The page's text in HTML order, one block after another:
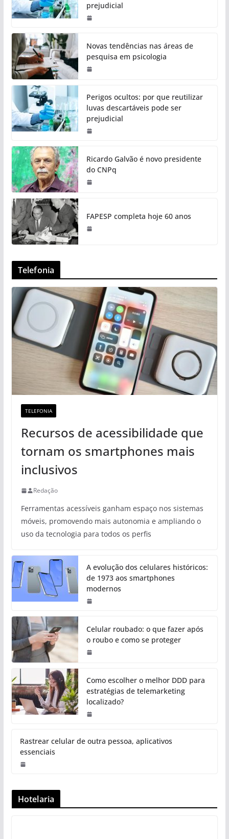
prejudicial
Novas tendências nas áreas de
pesquisa em psicologia
Perigos ocultos: por que reutilizar
luvas descartáveis pode ser
prejudicial
Ricardo Galvão é novo presidente
do CNPq
FAPESP completa hoje 60 anos
Telefonia
TELEFONIA
Recursos de acessibilidade que
tornam os smartphones mais
inclusivos
Redação
Ferramentas acessíveis ganham espaço nos sistemas
móveis, promovendo mais autonomia e ampliando o
uso da tecnologia para todos os perfis
A evolução dos celulares históricos:
de 1973 aos smartphones
modernos
Celular roubado: o que fazer após
o roubo e como se proteger
Como escolher o melhor DDD para
estratégias de telemarketing
localizado?
Rastrear celular de outra pessoa, aplicativos
essenciais
Hotelaria